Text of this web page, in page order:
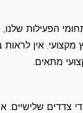
הפעילות שלנו,
מקצועי. אין
מתאים.
צדדים שלישיים.